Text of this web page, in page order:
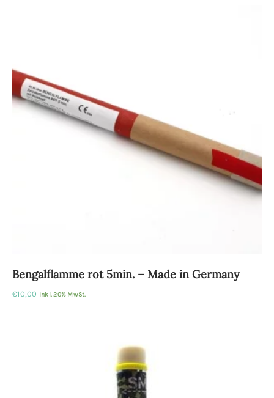
Bengalflamme rot 5min. – Made in Germany
€10,00 inkl. 20% MwSt.